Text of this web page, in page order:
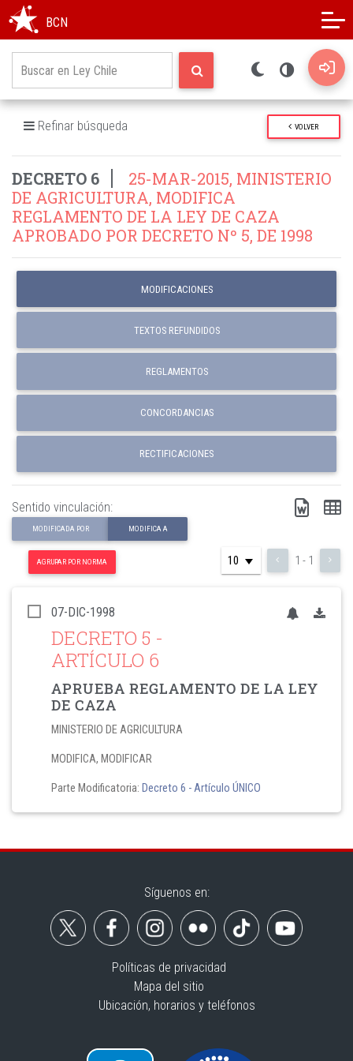
BCN
Refinar búsqueda VOLVER
DECRETO 6
25-MAR-2015, MINISTERIO
DE AGRICULTURA, MODIFICA
REGLAMENTO DE LA LEY DE CAZA
APROBADO POR DECRETO Nº 5, DE 1998
MODIFICACIONES
TEXTOS REFUNDIDOS
REGLAMENTOS
CONCORDANCIAS
RECTIFICACIONES
Sentido vinculación:
MODIFICADA POR MODIFICA A
AGRUPAR POR NORMA 1 - 1
07-DIC-1998
DECRETO 5 -
ARTÍCULO 6
APRUEBA REGLAMENTO DE LA LEY
DE CAZA
MINISTERIO DE AGRICULTURA
MODIFICA, MODIFICAR
Parte Modificatoria: Decreto 6 - Artículo ÚNICO
Síguenos en:
Políticas de privacidad
Mapa del sitio
Ubicación, horarios y teléfonos